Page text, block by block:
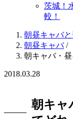
茨城！
較！
朝昼キャバ
朝昼キャバ/
朝キャバ・
2018.03.28
朝キャ